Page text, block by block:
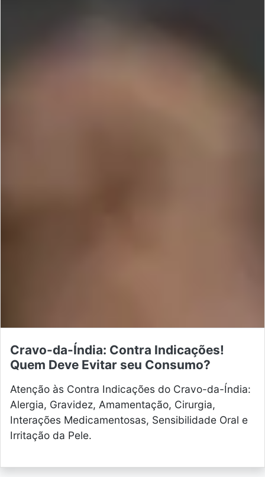
Cravo-da-Índia: Contra Indicações!
Quem Deve Evitar seu Consumo?
Atenção às Contra Indicações do Cravo-da-Índia:
Alergia, Gravidez, Amamentação, Cirurgia,
Interações Medicamentosas, Sensibilidade Oral e
Irritação da Pele.